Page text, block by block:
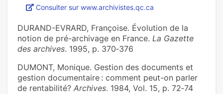
Consulter sur www.archivistes.qc.ca
DURAND-EVRARD, Françoise. Évolution de la
notion de pré-archivage en France. La Gazette
des archives. 1995, p. 370‑376
DUMONT, Monique. Gestion des documents et
gestion documentaire : comment peut-on parler
de rentabilité? Archives. 1984, Vol. 15, p. 72‑74